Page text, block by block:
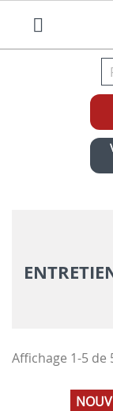
Affichage 1-5 de